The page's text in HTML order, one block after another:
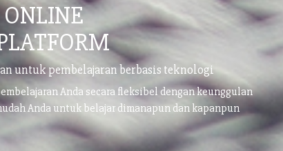
untuk pembelajaran berbasis teknologi
Anda secara fleksibel dengan keunggulan
Anda untuk belajar dimanapun dan kapanpun